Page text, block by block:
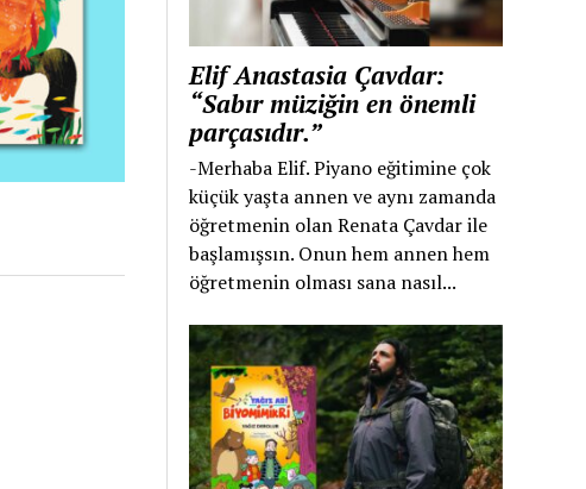
Elif Anastasia Çavdar:
“Sabır müziğin en önemli
parçasıdır.”
-Merhaba Elif. Piyano eğitimine çok
küçük yaşta annen ve aynı zamanda
öğretmenin olan Renata Çavdar ile
başlamışsın. Onun hem annen hem
öğretmenin olması sana nasıl...